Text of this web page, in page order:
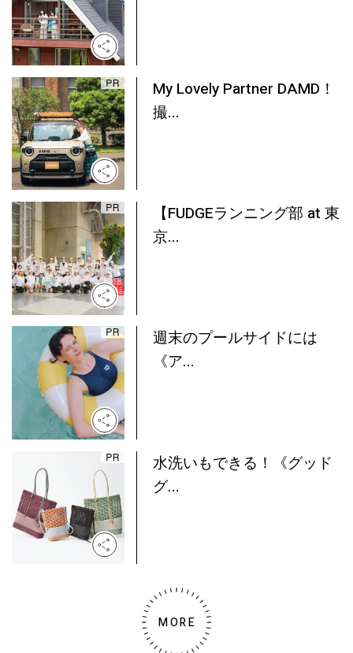
My Lovely Partner DAMD！
撮...
【FUDGEランニング部 at 東
京...
週末のプールサイドには
《ア...
水洗いもできる！《グッド
グ...
MORE